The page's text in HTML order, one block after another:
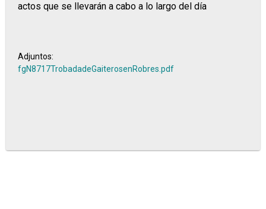
actos que se llevarán a cabo a lo largo del día
Adjuntos:
fgN8717TrobadadeGaiterosenRobres.pdf